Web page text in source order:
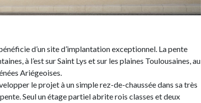
d’un site d’implantation exceptionnel. La pente
à l’est sur Saint Lys et sur les plaines Toulousaines, au
Ariégeoises.
le projet à un simple rez-de-chaussée dans sa très
Seul un étage partiel abrite rois classes et deux